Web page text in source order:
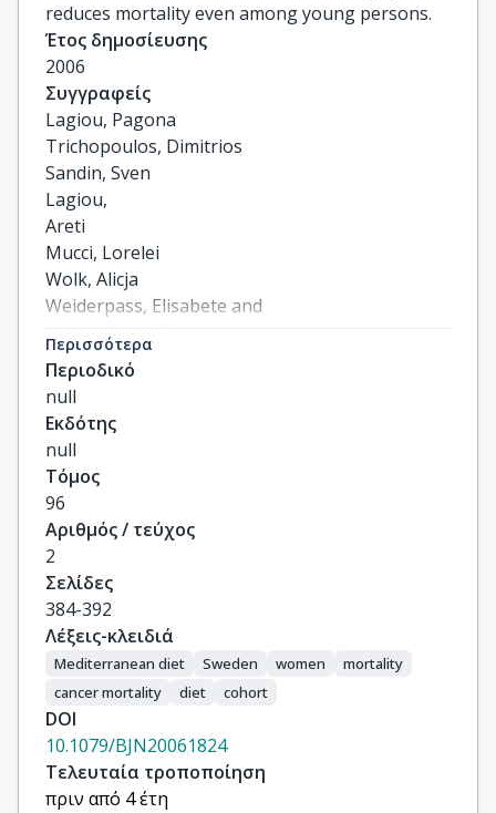
reduces mortality even among young persons.
Έτος δημοσίευσης
2006
Συγγραφείς
Lagiou, Pagona
Trichopoulos, Dimitrios
Sandin, Sven
Lagiou,
Areti
Mucci, Lorelei
Wolk, Alicja
Weiderpass, Elisabete and
Adami, Hans-Olov
Περισσότερα
Περιοδικό
null
Εκδότης
null
Τόμος
96
Αριθμός / τεύχος
2
Σελίδες
384-392
Λέξεις-κλειδιά
Mediterranean diet Sweden women
mortality
cancer mortality
diet cohort
DOI
10.1079/BJN20061824
Τελευταία τροποποίηση
πριν από 4 έτη